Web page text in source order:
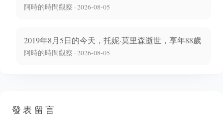
阿時的時間觀察 · 2026-08-05
2019年8月5日的今天，托妮·莫里森逝世，享年88歲
阿時的時間觀察 · 2026-08-05
發表留言